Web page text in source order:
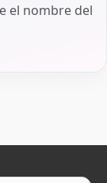
el nombre del